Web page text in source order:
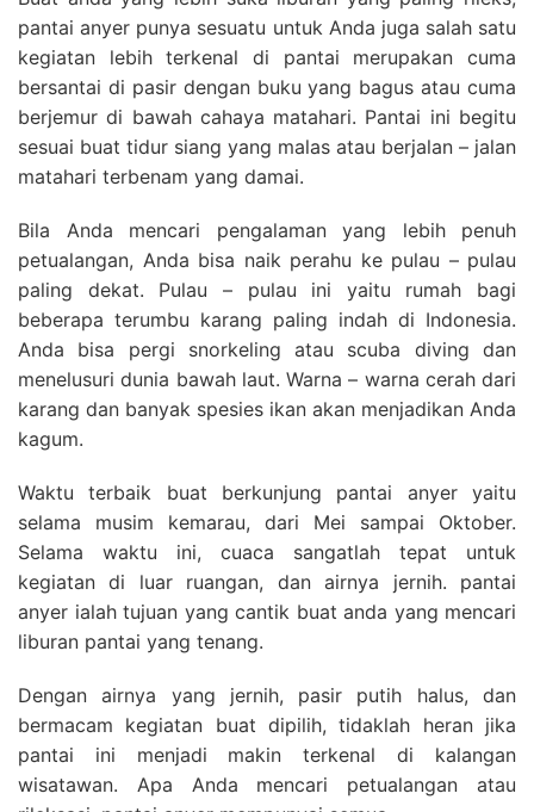
pantai anyer punya sesuatu untuk Anda juga salah satu
kegiatan lebih terkenal di pantai merupakan cuma
bersantai di pasir dengan buku yang bagus atau cuma
berjemur di bawah cahaya matahari. Pantai ini begitu
sesuai buat tidur siang yang malas atau berjalan – jalan
matahari terbenam yang damai.
Bila Anda mencari pengalaman yang lebih penuh
petualangan, Anda bisa naik perahu ke pulau – pulau
paling dekat. Pulau – pulau ini yaitu rumah bagi
beberapa terumbu karang paling indah di Indonesia.
Anda bisa pergi snorkeling atau scuba diving dan
menelusuri dunia bawah laut. Warna – warna cerah dari
karang dan banyak spesies ikan akan menjadikan Anda
kagum.
Waktu terbaik buat berkunjung pantai anyer yaitu
selama musim kemarau, dari Mei sampai Oktober.
Selama waktu ini, cuaca sangatlah tepat untuk
kegiatan di luar ruangan, dan airnya jernih. pantai
anyer ialah tujuan yang cantik buat anda yang mencari
liburan pantai yang tenang.
Dengan airnya yang jernih, pasir putih halus, dan
bermacam kegiatan buat dipilih, tidaklah heran jika
pantai ini menjadi makin terkenal di kalangan
wisatawan. Apa Anda mencari petualangan atau